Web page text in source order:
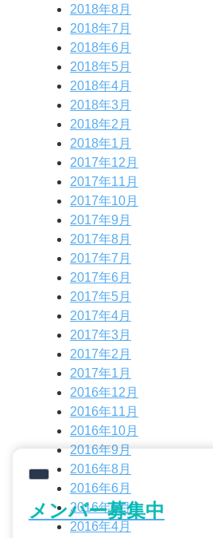
2018年8月
2018年7月
2018年6月
2018年5月
2018年4月
2018年3月
2018年2月
2018年1月
2017年12月
2017年11月
2017年10月
2017年9月
2017年8月
2017年7月
2017年6月
2017年5月
2017年4月
2017年3月
2017年2月
2017年1月
2016年12月
2016年11月
2016年10月
2016年9月
2016年8月
2016年6月
2016年5月
2016年4月
メンバー募集中